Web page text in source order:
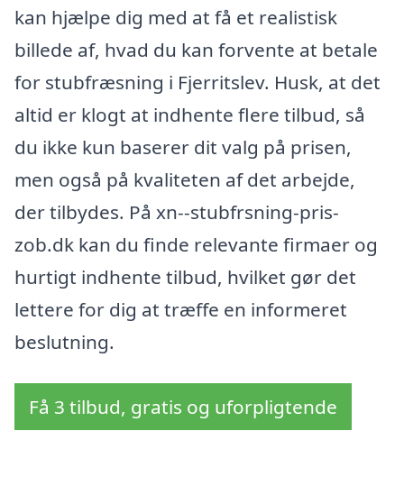
kan hjælpe dig med at få et realistisk
billede af, hvad du kan forvente at betale
for stubfræsning i Fjerritslev. Husk, at det
altid er klogt at indhente flere tilbud, så
du ikke kun baserer dit valg på prisen,
men også på kvaliteten af det arbejde,
der tilbydes. På xn--stubfrsning-pris-
zob.dk kan du finde relevante firmaer og
hurtigt indhente tilbud, hvilket gør det
lettere for dig at træffe en informeret
beslutning.
Få 3 tilbud, gratis og uforpligtende